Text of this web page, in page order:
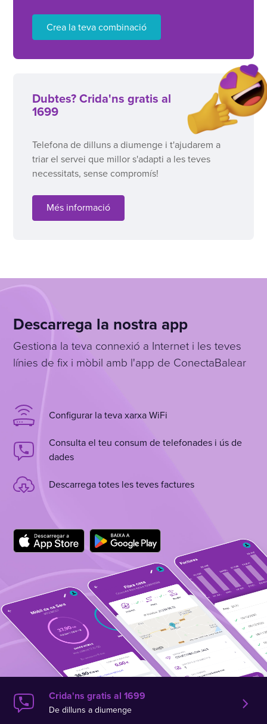
Crea la teva combinació
Dubtes? Crida'ns gratis al
1699
Telefona de dilluns a diumenge i t'ajudarem a
triar el servei que millor s'adapti a les teves
necessitats, sense compromís!
Més informació
Descarrega la nostra app
Gestiona la teva connexió a Internet i les teves
línies de fix i mòbil amb l'app de ConectaBalear
Configurar la teva xarxa WiFi
Consulta el teu consum de telefonades i ús de
dades
Descarrega totes les teves factures
Crida'ns gratis al 1699
De dilluns a diumenge